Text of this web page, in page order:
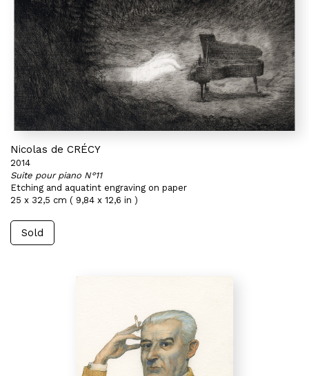
Nicolas de CRÉCY
2014
Suite pour piano N°11
Etching and aquatint engraving on paper
25 x 32,5 cm ( 9,84 x 12,6 in )
Sold